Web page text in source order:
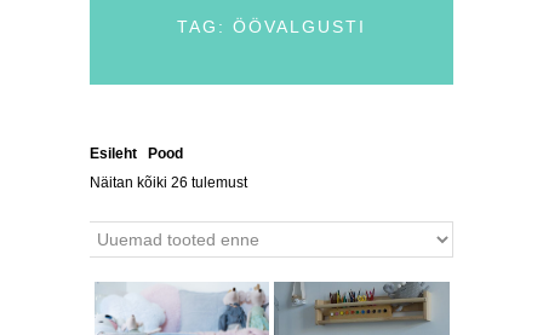
TAG: ÖÖVALGUSTI
Esileht Pood
Näitan kõiki 26 tulemust